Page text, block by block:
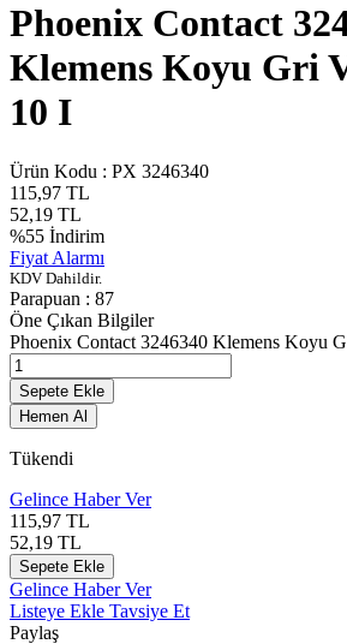
Phoenix Contact
Klemens Koyu Gri
10 I
Ürün Kodu : PX 3246340
115,97 TL
52,19 TL
%55 İndirim
Fiyat Alarmı
KDV Dahildir.
Parapuan : 87
Öne Çıkan Bilgiler
Phoenix Contact 3246340 Klemens Koyu
Sepete Ekle
Hemen Al
Tükendi
Gelince Haber Ver
115,97 TL
52,19 TL
Sepete Ekle
Gelince Haber Ver
Listeye Ekle Tavsiye Et
Paylaş